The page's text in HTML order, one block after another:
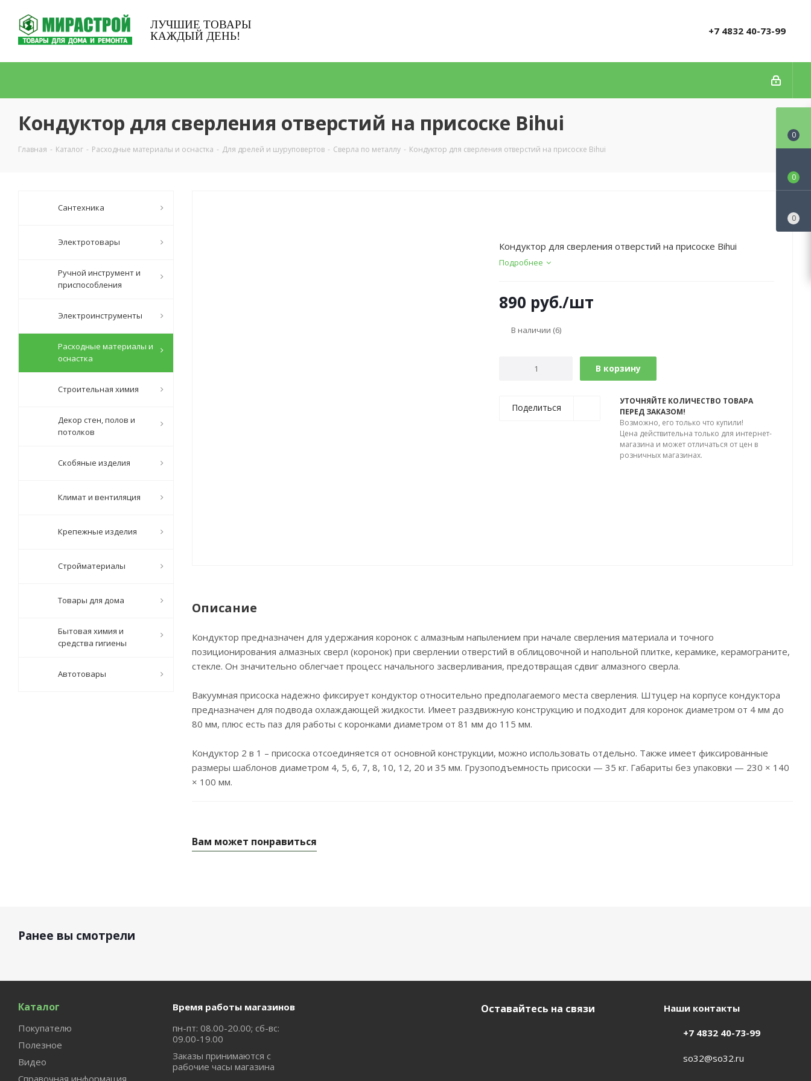
ЛУЧШИЕ ТОВАРЫ
КАЖДЫЙ ДЕНЬ!
+7 4832 40-73-99
Кондуктор для сверления отверстий на присоске Bihui
Главная - Каталог - Расходные материалы и оснастка - Для дрелей и шуруповертов - Сверла по металлу - Кондуктор для сверления отверстий на присоске Bihui
Кондуктор для сверления отверстий на присоске Bihui
Подробнее
890 руб./шт
В наличии (6)
В корзину
Поделиться
УТОЧНЯЙТЕ КОЛИЧЕСТВО ТОВАРА
ПЕРЕД ЗАКАЗОМ!
Возможно, его только что купили!
Цена действительна только для интернет-
магазина и может отличаться от цен в
розничных магазинах.
Описание
Кондуктор предназначен для удержания коронок с алмазным напылением при начале сверления материала и точного
позиционирования алмазных сверл (коронок) при сверлении отверстий в облицовочной и напольной плитке, керамике, керамограните,
стекле. Он значительно облегчает процесс начального засверливания, предотвращая сдвиг алмазного сверла.
Вакуумная присоска надежно фиксирует кондуктор относительно предполагаемого места сверления. Штуцер на корпусе кондуктора
предназначен для подвода охлаждающей жидкости. Имеет раздвижную конструкцию и подходит для коронок диаметром от 4 мм до
80 мм, плюс есть паз для работы с коронками диаметром от 81 мм до 115 мм.
Кондуктор 2 в 1 – присоска отсоединяется от основной конструкции, можно использовать отдельно. Также имеет фиксированные
размеры шаблонов диаметром 4, 5, 6, 7, 8, 10, 12, 20 и 35 мм. Грузоподъемность присоски — 35 кг. Габариты без упаковки — 230 × 140
× 100 мм.
Вам может понравиться
Сантехника
Электротовары
Ручной инструмент и
приспособления
Электроинструменты
Расходные материалы и
оснастка
Строительная химия
Декор стен, полов и
потолков
Скобяные изделия
Климат и вентиляция
Крепежные изделия
Стройматериалы
Товары для дома
Бытовая химия и
средства гигиены
Автотовары
Ранее вы смотрели
Каталог
Покупателю
Полезное
Видео
Справочная информация
Время работы магазинов
пн-пт: 08.00-20.00; сб-вс:
09.00-19.00
Заказы принимаются с
рабочие часы магазина
Оставайтесь на связи Наши контакты
+7 4832 40-73-99
so32@so32.ru
0
0
0